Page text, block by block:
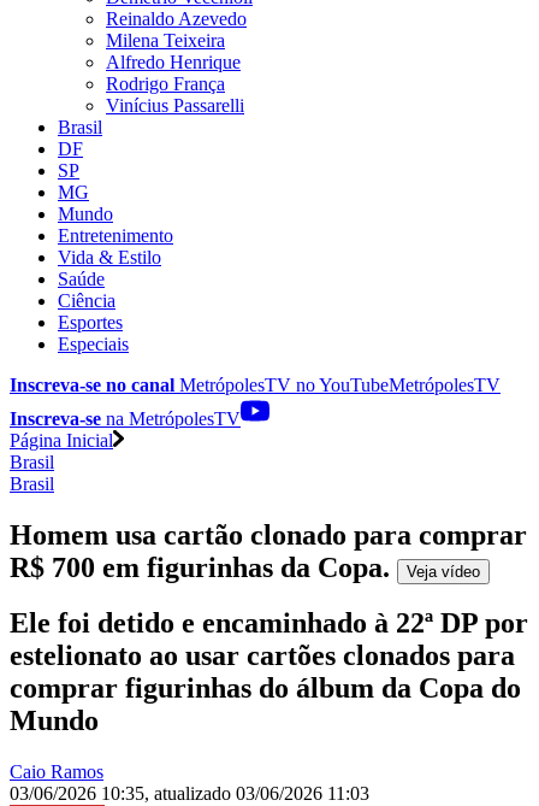
Reinaldo Azevedo
Milena Teixeira
Alfredo Henrique
Rodrigo França
Vinícius Passarelli
Brasil
DF
SP
MG
Mundo
Entretenimento
Vida & Estilo
Saúde
Ciência
Esportes
Especiais
Inscreva-se no canal MetrópolesTV noYouTubeMetrópolesTV
Inscreva-se na MetrópolesTV
Página Inicial
Brasil
Brasil
Homem usa cartão clonado para comprar
R$ 700 em figurinhas da Copa. Veja vídeo
Ele foi detido e encaminhado à 22ª DP por
estelionato ao usar cartões clonados para
comprar figurinhas do álbum da Copa do
Mundo
Caio Ramos
03/06/2026 10:35, atualizado 03/06/2026 11:03